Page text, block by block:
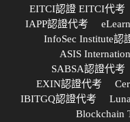
EITCI認證 EITCI代考
IAPP認證代考
InfoSec Institute認
ASIS
SABSA認證代考
EXIN認證代考
IBITGQ認證代考
Blockchain